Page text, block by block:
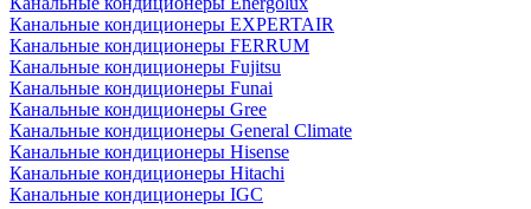
Канальные кондиционеры EXPERTAIR
Канальные кондиционеры FERRUM
Канальные кондиционеры Fujitsu
Канальные кондиционеры Funai
Канальные кондиционеры Gree
Канальные кондиционеры General Climate
Канальные кондиционеры Hisense
Канальные кондиционеры Hitachi
Канальные кондиционеры IGC